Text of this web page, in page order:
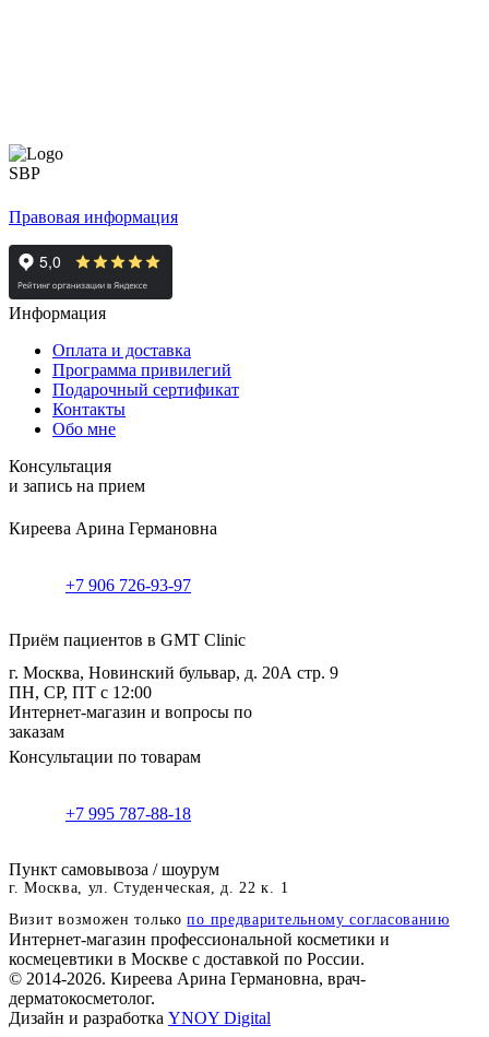
Правовая информация
Информация
Оплата и доставка
Программа привилегий
Подарочный сертификат
Контакты
Обо мне
Консультация
и запись на прием
Киреева Арина Германовна
+7 906 726-93-97
Приём пациентов в GMT Clinic
г. Москва, Новинский бульвар, д. 20А стр. 9
ПН, СР, ПТ с 12:00
Интернет-магазин и вопросы по
заказам
Консультации по товарам
+7 995 787-88-18
Пункт самовывоза / шоурум
г. Москва, ул. Студенческая, д. 22 к. 1
Визит возможен толькопо предварительному согласованию
Интернет-магазин профессиональной косметики и
космецевтики в Москве с доставкой по России.
© 2014-2026. Киреева Арина Германовна, врач-
дерматокосметолог.
Дизайн и разработка YNOY Digital